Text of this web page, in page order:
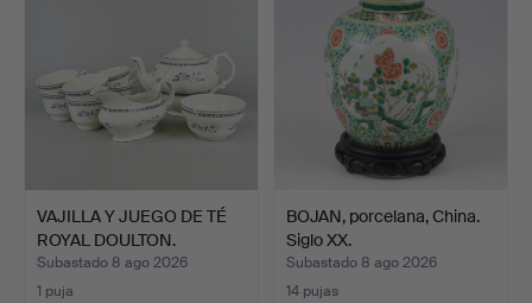
VAJILLA Y JUEGO DE TÉ
ROYAL DOULTON.
Subastado 8 ago 2026
1 puja
BOJAN, porcelana, China.
Siglo XX.
Subastado 8 ago 2026
14 pujas